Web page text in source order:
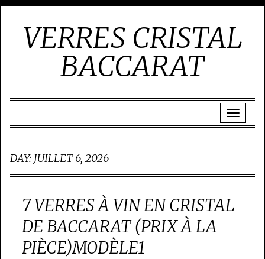
VERRES CRISTAL
BACCARAT
DAY: JUILLET 6, 2026
7 VERRES À VIN EN CRISTAL
DE BACCARAT (PRIX À LA
PIÈCE)MODÈLE1